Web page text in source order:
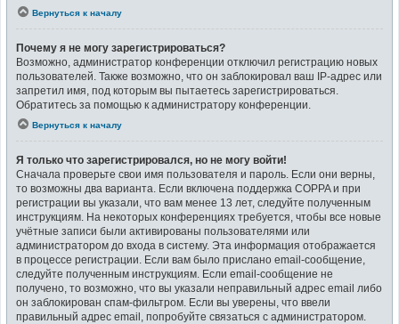
Вернуться к началу
Почему я не могу зарегистрироваться?
Возможно, администратор конференции отключил регистрацию новых
пользователей. Также возможно, что он заблокировал ваш IP-адрес или
запретил имя, под которым вы пытаетесь зарегистрироваться.
Обратитесь за помощью к администратору конференции.
Вернуться к началу
Я только что зарегистрировался, но не могу войти!
Сначала проверьте свои имя пользователя и пароль. Если они верны,
то возможны два варианта. Если включена поддержка COPPA и при
регистрации вы указали, что вам менее 13 лет, следуйте полученным
инструкциям. На некоторых конференциях требуется, чтобы все новые
учётные записи были активированы пользователями или
администратором до входа в систему. Эта информация отображается
в процессе регистрации. Если вам было прислано email-сообщение,
следуйте полученным инструкциям. Если email-сообщение не
получено, то возможно, что вы указали неправильный адрес email либо
он заблокирован спам-фильтром. Если вы уверены, что ввели
правильный адрес email, попробуйте связаться с администратором.